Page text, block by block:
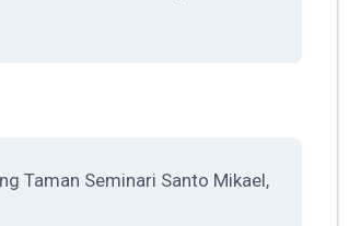
Taman Seminari Santo Mikael,